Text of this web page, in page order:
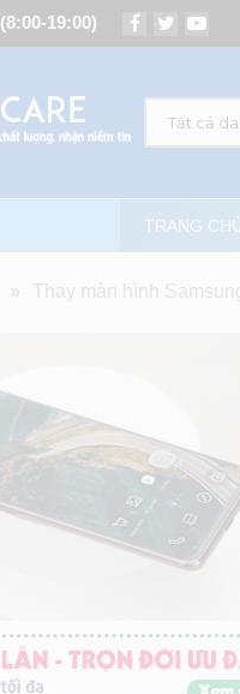
(8:00-19:00)
Tất cả
TRANG
» Thay màn hình Samsung